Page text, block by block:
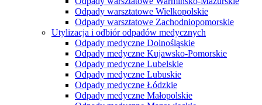
Odpady warsztatowe Wielkopolskie
Odpady warsztatowe Zachodniopomorskie
Utylizacja i odbiór odpadów medycznych
Odpady medyczne Dolnośląskie
Odpady medyczne Kujawsko-Pomorskie
Odpady medyczne Lubelskie
Odpady medyczne Lubuskie
Odpady medyczne Łódzkie
Odpady medyczne Małopolskie